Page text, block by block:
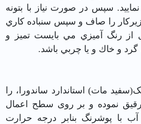
سپس در صورت نياز با بتونه
زيركار را صاف و سپس سنباده كاري
از رنگ آميزي مي بايست تميز و
گرد و خاك و يا چربي باشد.
مات) استاندارد ساندورا، را
نموده و بر روی سطح اعمال
آب با پوشرنگ بنابر درجه حرارت